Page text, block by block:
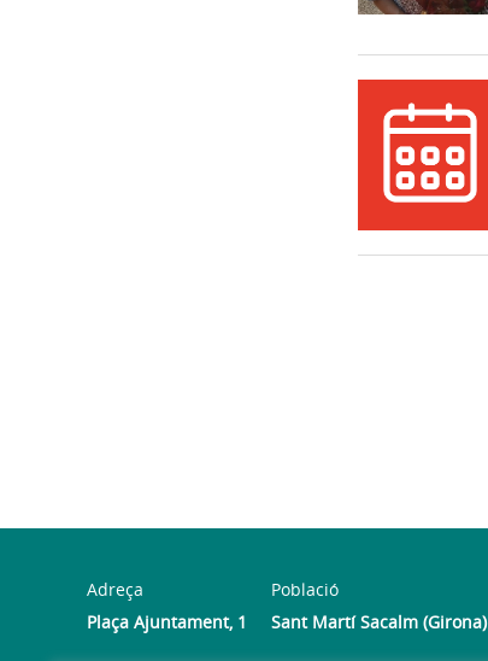
Adreça
Plaça Ajuntament, 1
Població
Sant Martí Sacalm (Girona)